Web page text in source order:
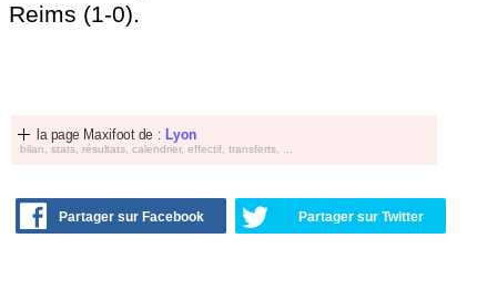
Reims (1-0).
la page Maxifoot de : Lyon
bilan, stats, résultats, calendrier, effectif, transferts, ...
Partager sur Facebook Partager sur Twitter